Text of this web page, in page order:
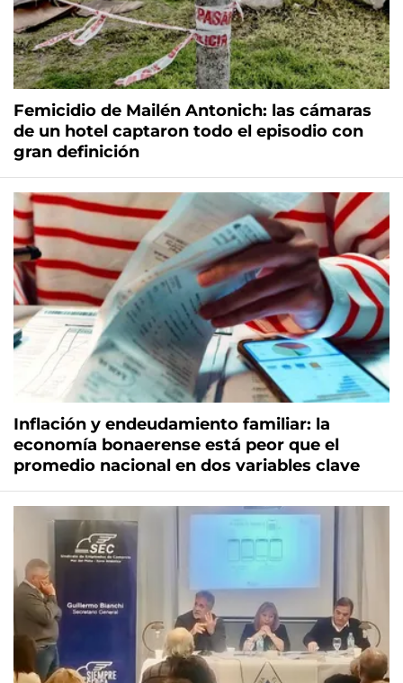
Femicidio de Mailén Antonich: las cámaras
de un hotel captaron todo el episodio con
gran definición
Inflación y endeudamiento familiar: la
economía bonaerense está peor que el
promedio nacional en dos variables clave